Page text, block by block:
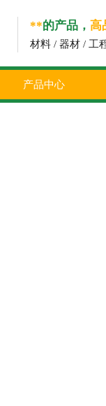
**的产品， 高
材料 / 器材 / 工
产品中心